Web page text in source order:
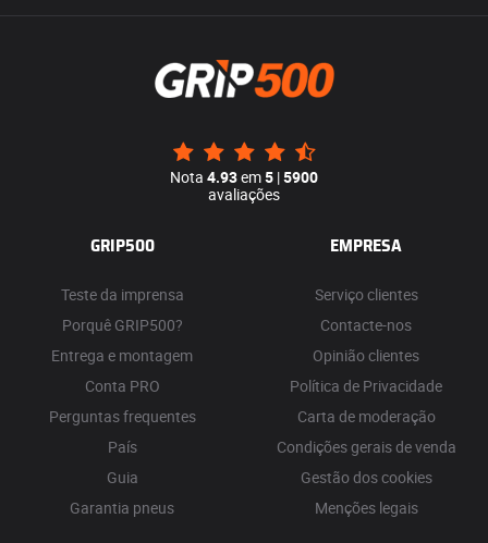
Nota 4.93em5 |5900
avaliações
GRIP500
Teste da imprensa
Porquê GRIP500?
Entrega e montagem
Conta PRO
Perguntas frequentes
País
Guia
Garantia pneus
EMPRESA
Serviço clientes
Contacte-nos
Opinião clientes
Política de Privacidade
Carta de moderação
Condições gerais de venda
Gestão dos cookies
Menções legais